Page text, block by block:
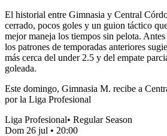
El historial entre Gimnasia y Central
cerrado, pocos goles y un guion táctico
mejor maneja los tiempos sin pelota.
los patrones de temporadas anteriores
más cerca del under 2.5 y del empate
goleada.
Este domingo, Gimnasia M. recibe a
por la Liga Profesional
Liga Profesional• Regular Season
Dom 26 jul • 20:00